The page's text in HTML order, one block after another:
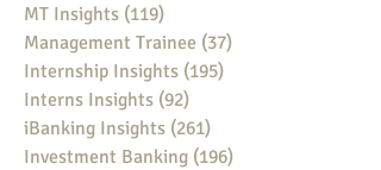
MT Insights (119)
Management Trainee (37)
Internship Insights (195)
Interns Insights (92)
iBanking Insights (261)
Investment Banking (196)